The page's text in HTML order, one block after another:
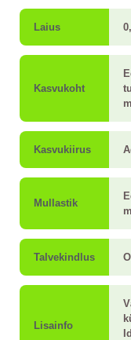
Laius
Kasvukoht
Kasvukiirus
Mullastik
Talvekindlus
Lisainfo